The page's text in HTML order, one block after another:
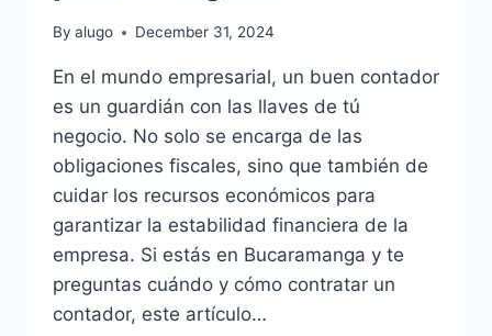
By alugo December 31, 2024
En el mundo empresarial, un buen contador
es un guardián con las llaves de tú
negocio. No solo se encarga de las
obligaciones fiscales, sino que también de
cuidar los recursos económicos para
garantizar la estabilidad financiera de la
empresa. Si estás en Bucaramanga y te
preguntas cuándo y cómo contratar un
contador, este artículo…